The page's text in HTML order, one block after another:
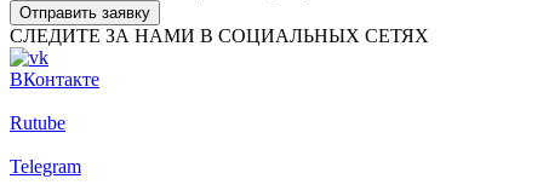
Отправить заявку
СЛЕДИТЕ ЗА НАМИ В СОЦИАЛЬНЫХ СЕТЯХ
ВКонтакте
Rutube
Telegram